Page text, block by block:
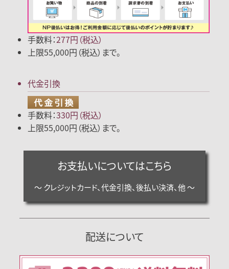
手数料：277円（税込）
上限55,000円（税込）まで。
代金引換
手数料：330円（税込）
上限55,000円（税込）まで。
お支払いについてはこちら
～ クレジットカード、代金引換、後払い決済、他 ～
配送について